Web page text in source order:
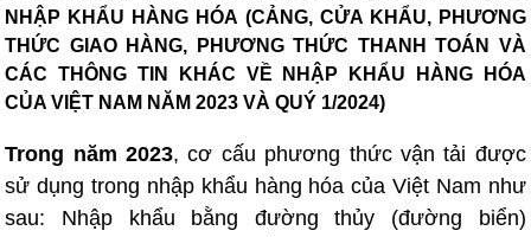
NHẬP KHẨU HÀNG HÓA (CẢNG, CỬA KHẨU, PHƯƠNG
THỨC GIAO HÀNG, PHƯƠNG THỨC THANH TOÁN VÀ
CÁC THÔNG TIN KHÁC VỀ NHẬP KHẨU HÀNG HÓA
CỦA VIỆT NAM NĂM 2023 VÀ QUÝ 1/2024)
Trong năm 2023, cơ cấu phương thức vận tải được
sử dụng trong nhập khẩu hàng hóa của Việt Nam như
sau: Nhập khẩu bằng đường thủy (đường biển)